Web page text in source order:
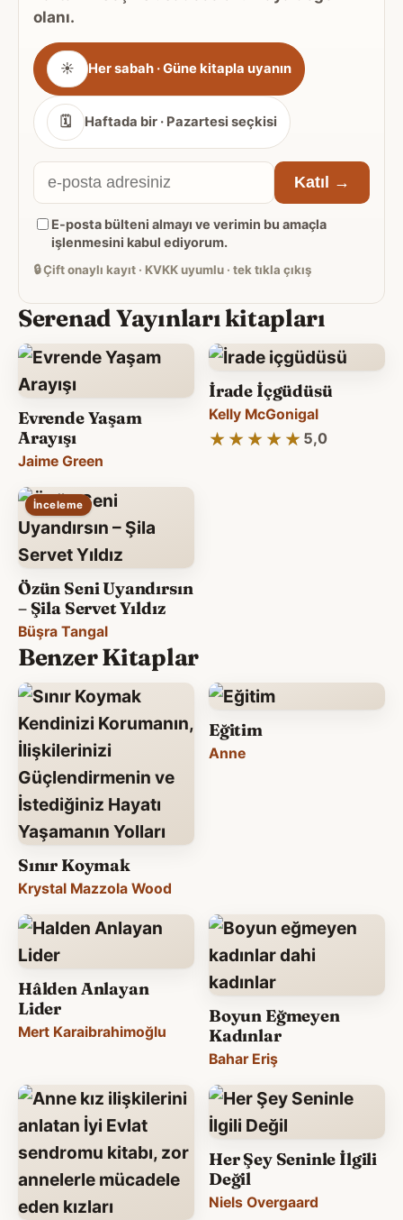
olanı.
Gönderim
sıklığı
☀ Her sabah · Güne kitapla uyanın
🗓 Haftada bir · Pazartesi seçkisi
E-
posta
adresiniz
Katıl →
E-posta bülteni almayı ve verimin bu amaçla
işlenmesini kabul ediyorum.
🔒Çift onaylı kayıt · KVKK uyumlu · tek tıkla çıkış
Serenad Yayınları kitapları
Evrende Yaşam
Arayışı
Jaime Green
İrade İçgüdüsü
Kelly McGonigal
★★★★★
★★★★★ 5,0
İnceleme
Özün Seni Uyandırsın
– Şila Servet Yıldız
Büşra Tangal
Benzer Kitaplar
Sınır Koymak
Krystal Mazzola Wood
Eğitim
Anne
Hâlden Anlayan
Lider
Mert Karaibrahimoğlu
Boyun Eğmeyen
Kadınlar
Bahar Eriş
Her Şey Seninle İlgili
Değil
Niels Overgaard